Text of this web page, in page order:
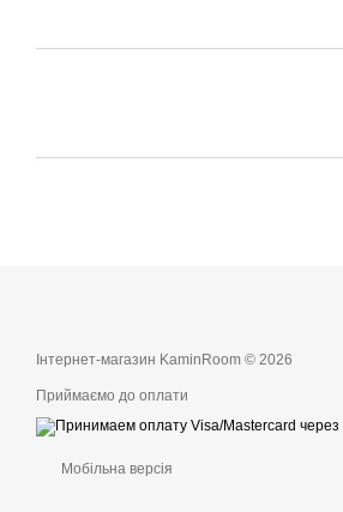
Інтернет-магазин KaminRoom © 2026
Приймаємо до оплати
Мобільна версія